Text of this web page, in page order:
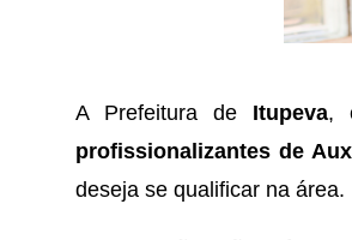
A Prefeitura de Itupeva,
profissionalizantes de
deseja se qualificar na área.